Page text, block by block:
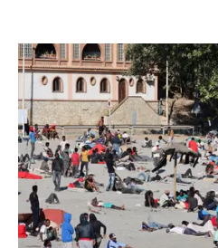
Crisis migratoria